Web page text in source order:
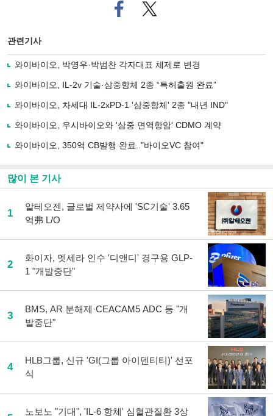
페
이
로
기
사
유
기
트위
터로
관련기사
와이바이오, 박영우·박범찬 각자대표 체제로 변경
와이바이오, IL-2v 기술·삼중항체 2종 “특허출원 완료”
와이바이오, 차세대 IL-2xPD-1 '삼중항체' 2종 "내년 IND"
와이바이오, 우시바이오와 '삼중 면역항암' CDMO 계약
와이바이오, 350억 CB발행 완료.."바이오VC 참여"
많이 본 기사
1
알테오젠, 글로벌 제약사에 'SC기술' 3.65
억弗 L/O
2
화이자, 멧세라 인수 '디앤디' 경구용 GLP-
1 "개발중단"
3
BMS, AR 분해제·CEACAM5 ADC 등 "개
발중단"
4
HLB그룹, 신규 'GI(그룹 아이덴티티)' 선포
식
노보노 "기대", 'IL-6 항체' 심혈관질환 3상